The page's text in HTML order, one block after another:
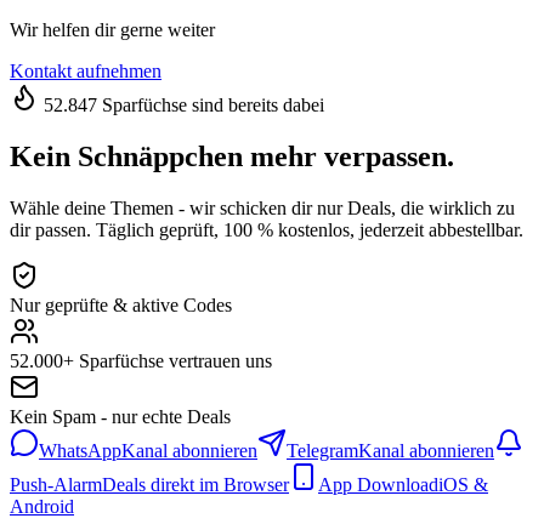
Wir helfen dir gerne weiter
Kontakt aufnehmen
52.847 Sparfüchse sind bereits dabei
Kein Schnäppchen mehr verpassen.
Wähle deine Themen - wir schicken dir nur Deals, die wirklich zu
dir passen. Täglich geprüft, 100 % kostenlos, jederzeit abbestellbar.
Nur geprüfte & aktive Codes
52.000+ Sparfüchse vertrauen uns
Kein Spam - nur echte Deals
WhatsAppKanal abonnieren TelegramKanal abonnieren
Push-AlarmDeals direkt im Browser App DownloadiOS &
Android